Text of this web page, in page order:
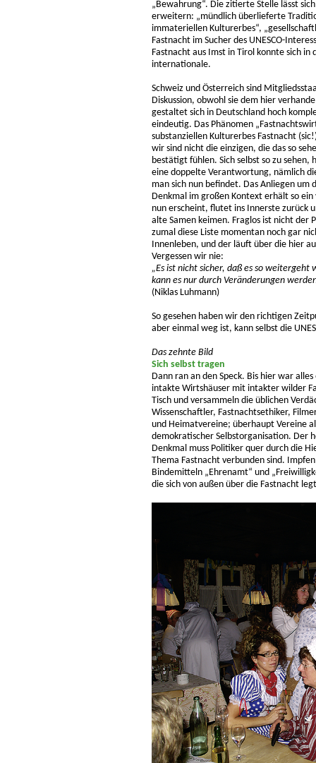
„Bewahrung“. Die zitierte Stelle lässt
erweitern: „mündlich überlieferte
immateriellen Kulturerbes“,
Fastnacht im Sucher des UNESCO-
Fastnacht aus Imst in Tirol konnte sich
internationale.
Schweiz und Österreich sind
Diskussion, obwohl sie dem hier
gestaltet sich in Deutschland hoch
eindeutig. Das Phänomen
substanziellen Kulturerbes Fastnacht
wir sind nicht die einzigen, die das so
bestätigt fühlen. Sich selbst so zu
eine doppelte Verantwortung, nämlich
man sich nun befindet. Das Anliegen um
Denkmal im großen Kontext erhält so
nun erscheint, flutet ins Innerste zurück
alte Samen keimen. Fraglos ist nicht der
zumal diese Liste momentan noch gar
Innenleben, und der läuft über die hier
Vergessen wir nie:
„Es ist nicht sicher, daß es so
kann es nur durch Veränderungen
(Niklas Luhmann)
So gesehen haben wir den richtigen
aber einmal weg ist, kann selbst die
Das zehnte Bild
Sich selbst tragen
Dann ran an den Speck. Bis hier war
intakte Wirtshäuser mit intakter wilder
Tisch und versammeln die üblichen
Wissenschaftler, Fastnachtsethiker,
und Heimatvereine; überhaupt Vereine
demokratischer Selbstorganisation. Der
Denkmal muss Politiker quer durch die
Thema Fastnacht verbunden sind.
Bindemitteln „Ehrenamt“ und
die sich von außen über die Fastnacht